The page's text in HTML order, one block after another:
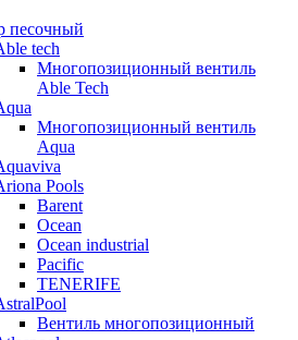
песочный
tech
Многопозиционный вентиль
Able Tech
Многопозиционный вентиль
Aqua
Pools
Barent
Ocean
Ocean industrial
Pacific
TENERIFE
Вентиль многопозиционный